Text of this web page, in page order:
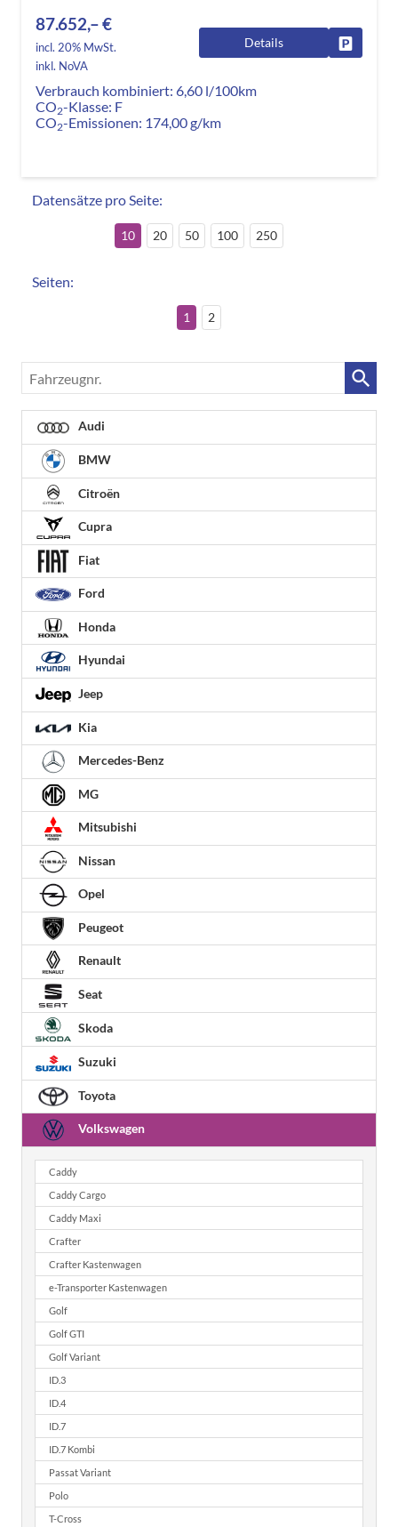
87.652,– €
incl. 20% MwSt.
inkl. NoVA
Details
Verbrauch kombiniert: 6,60 l/100km
CO2-Klasse: F
CO2-Emissionen: 174,00 g/km
Datensätze pro Seite:
10 20 50 100 250
Seiten:
1 2
Fahrzeugnr.
Audi
BMW
Citroën
Cupra
Fiat
Ford
Honda
Hyundai
Jeep
Kia
Mercedes-Benz
MG
Mitsubishi
Nissan
Opel
Peugeot
Renault
Seat
Skoda
Suzuki
Toyota
Volkswagen
Caddy
Caddy Cargo
Caddy Maxi
Crafter
Crafter Kastenwagen
e-Transporter Kastenwagen
Golf
Golf GTI
Golf Variant
ID.3
ID.4
ID.7
ID.7 Kombi
Passat Variant
Polo
T-Cross